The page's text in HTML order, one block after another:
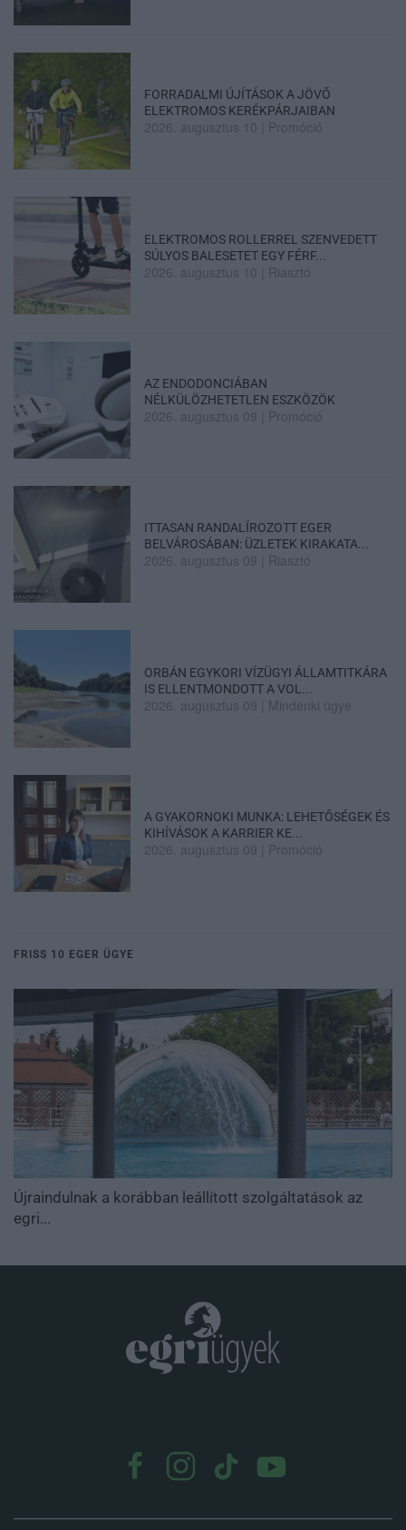
FORRADALMI ÚJÍTÁSOK A JÖVŐ
ELEKTROMOS KERÉKPÁRJAIBAN
2026. augusztus 10 Promóció
ELEKTROMOS ROLLERREL SZENVEDETT
SÚLYOS BALESETET EGY FÉRF...
2026. augusztus 10 Riasztó
AZ ENDODONCIÁBAN
NÉLKÜLÖZHETETLEN ESZKÖZÖK
2026. augusztus 09 Promóció
ITTASAN RANDALÍROZOTT EGER
BELVÁROSÁBAN: ÜZLETEK KIRAKATA...
2026. augusztus 09 Riasztó
ORBÁN EGYKORI VÍZÜGYI ÁLLAMTITKÁRA
IS ELLENTMONDOTT A VOL...
2026. augusztus 09 Mindenki ügye
A GYAKORNOKI MUNKA: LEHETŐSÉGEK ÉS
KIHÍVÁSOK A KARRIER KE...
2026. augusztus 09 Promóció
FRISS 10 EGER ÜGYE
Újraindulnak a korábban leállított szolgáltatások az
egri...